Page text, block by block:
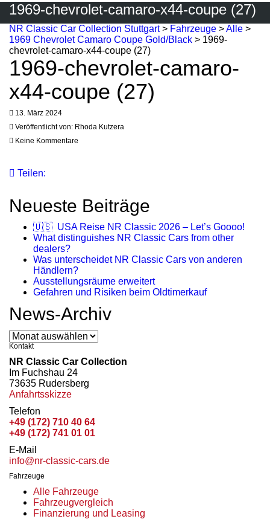
1969-chevrolet-camaro-x44-coupe (27)
NR Classic Car Collection Stuttgart> Fahrzeuge >Alle >
1969 Chevrolet Camaro Coupe Gold/Black > 1969-
chevrolet-camaro-x44-coupe (27)
1969-chevrolet-camaro-
x44-coupe (27)
13. März 2024
Veröffentlicht von: Rhoda Kutzera
Keine Kommentare
Teilen:
Neueste Beiträge
🇺🇸 USA Reise NR Classic 2026 – Let’s Goooo!
What distinguishes NR Classic Cars from other
dealers?
Was unterscheidet NR Classic Cars von anderen
Händlern?
Ausstellungsräume erweitert
Gefahren und Risiken beim Oldtimerkauf
News-Archiv
News-
Archiv
Kontakt
NR Classic Car Collection
Im Fuchshau 24
73635 Rudersberg
Anfahrtsskizze
Telefon
+49 (172) 710 40 64
+49 (172) 741 01 01
E-Mail
info@nr-classic-cars.de
Fahrzeuge
Alle Fahrzeuge
Fahrzeugvergleich
Finanzierung und Leasing